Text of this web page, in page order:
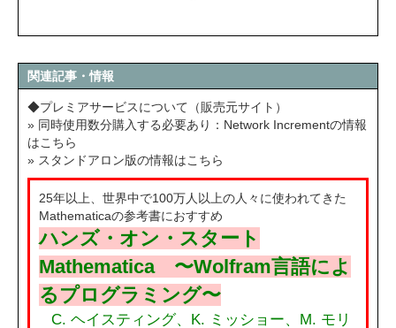
関連記事・情報
◆プレミアサービスについて（販売元サイト）
» 同時使用数分購入する必要あり：Network Incrementの情報
はこちら
» スタンドアロン版の情報はこちら
25年以上、世界中で100万人以上の人々に使われてきた
Mathematicaの参考書におすすめ
ハンズ・オン・スタート
Mathematica 〜Wolfram言語によ
るプログラミング〜
C. ヘイスティング、K. ミッショー、M. モリ